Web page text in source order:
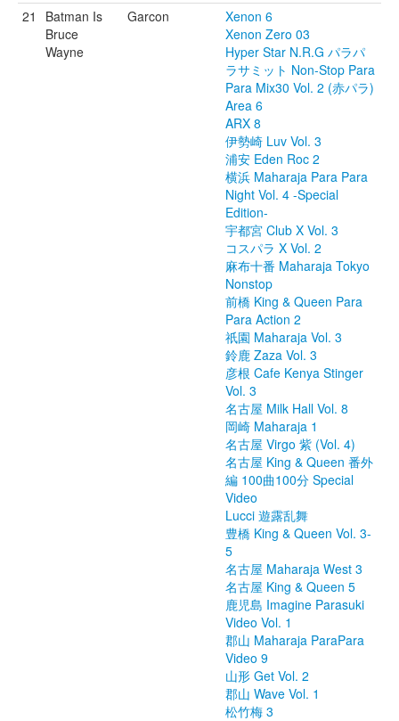
21
Batman Is
Bruce
Wayne
Garcon
Xenon 6
Xenon Zero 03
Hyper Star N.R.G パラパ
ラサミット Non-Stop Para
Para Mix30 Vol. 2 (赤パラ)
Area 6
ARX 8
伊勢崎 Luv Vol. 3
浦安 Eden Roc 2
横浜 Maharaja Para Para
Night Vol. 4 -Special
Edition-
宇都宮 Club X Vol. 3
コスパラ X Vol. 2
麻布十番 Maharaja Tokyo
Nonstop
前橋 King & Queen Para
Para Action 2
祇園 Maharaja Vol. 3
鈴鹿 Zaza Vol. 3
彦根 Cafe Kenya Stinger
Vol. 3
名古屋 Milk Hall Vol. 8
岡崎 Maharaja 1
名古屋 Virgo 紫 (Vol. 4)
名古屋 King & Queen 番外
編 100曲100分 Special
Video
Lucci 遊露乱舞
豊橋 King & Queen Vol. 3-
5
名古屋 Maharaja West 3
名古屋 King & Queen 5
鹿児島 Imagine Parasuki
Video Vol. 1
郡山 Maharaja ParaPara
Video 9
山形 Get Vol. 2
郡山 Wave Vol. 1
松竹梅 3